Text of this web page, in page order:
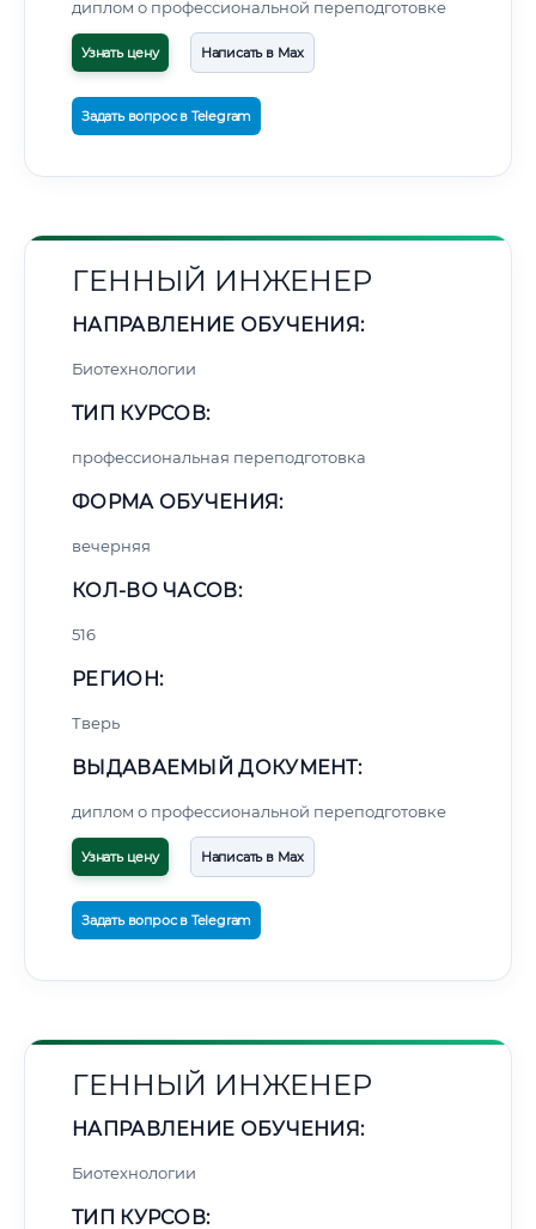
диплом о профессиональной переподготовке
Узнать цену Написать в Max
Задать вопрос в Telegram
ГЕННЫЙ ИНЖЕНЕР
НАПРАВЛЕНИЕ ОБУЧЕНИЯ:
Биотехнологии
ТИП КУРСОВ:
профессиональная переподготовка
ФОРМА ОБУЧЕНИЯ:
вечерняя
КОЛ-ВО ЧАСОВ:
516
РЕГИОН:
Тверь
ВЫДАВАЕМЫЙ ДОКУМЕНТ:
диплом о профессиональной переподготовке
Узнать цену Написать в Max
Задать вопрос в Telegram
ГЕННЫЙ ИНЖЕНЕР
НАПРАВЛЕНИЕ ОБУЧЕНИЯ:
Биотехнологии
ТИП КУРСОВ: